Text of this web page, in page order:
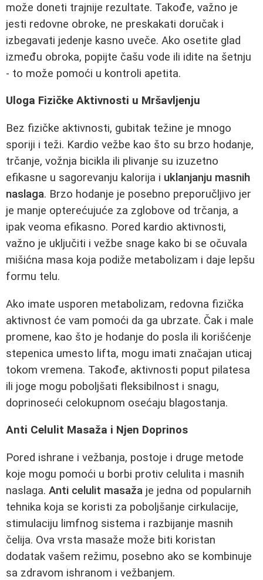
može doneti trajnije rezultate. Takođe, važno je
jesti redovne obroke, ne preskakati doručak i
izbegavati jedenje kasno uveče. Ako osetite glad
između obroka, popijte čašu vode ili idite na šetnju
- to može pomoći u kontroli apetita.
Uloga Fizičke Aktivnosti u Mršavljenju
Bez fizičke aktivnosti, gubitak težine je mnogo
sporiji i teži. Kardio vežbe kao što su brzo hodanje,
trčanje, vožnja bicikla ili plivanje su izuzetno
efikasne u sagorevanju kalorija i uklanjanju masnih
naslaga. Brzo hodanje je posebno preporučljivo jer
je manje opterećujuće za zglobove od trčanja, a
ipak veoma efikasno. Pored kardio aktivnosti,
važno je uključiti i vežbe snage kako bi se očuvala
mišićna masa koja podiže metabolizam i daje lepšu
formu telu.
Ako imate usporen metabolizam, redovna fizička
aktivnost će vam pomoći da ga ubrzate. Čak i male
promene, kao što je hodanje do posla ili korišćenje
stepenica umesto lifta, mogu imati značajan uticaj
tokom vremena. Takođe, aktivnosti poput pilatesa
ili joge mogu poboljšati fleksibilnost i snagu,
doprinoseći celokupnom osećaju blagostanja.
Anti Celulit Masaža i Njen Doprinos
Pored ishrane i vežbanja, postoje i druge metode
koje mogu pomoći u borbi protiv celulita i masnih
naslaga. Anti celulit masaža je jedna od popularnih
tehnika koja se koristi za poboljšanje cirkulacije,
stimulaciju limfnog sistema i razbijanje masnih
čelija. Ova vrsta masaže može biti koristan
dodatak vašem režimu, posebno ako se kombinuje
sa zdravom ishranom i vežbanjem.